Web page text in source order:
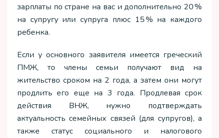
зарплаты по стране на вас и дополнительно 20 %
на супругу или супруга плюс 15 % на каждого
ребенка.
Если у основного заявителя имеется греческий
ПМЖ, то члены семьи получают вид на
жительство сроком на 2 года, а затем они могут
продлить его еще на 3 года. Продлевая срок
действия ВНЖ, нужно подтверждать
актуальность семейных связей (для супругов), а
также статус социального и налогового